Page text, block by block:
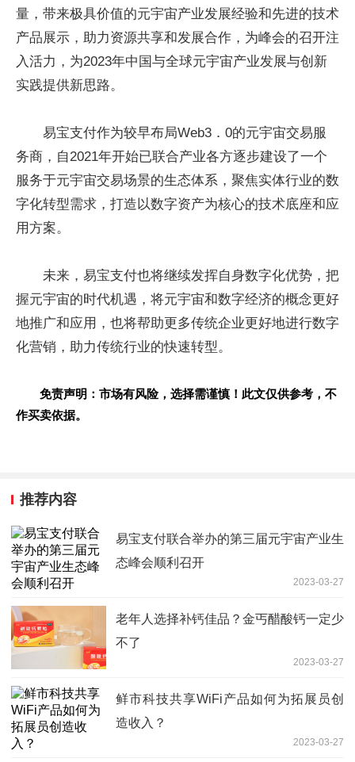
量，带来极具价值的元宇宙产业发展经验和先进的技术
产品展示，助力资源共享和发展合作，为峰会的召开注
入活力，为2023年中国与全球元宇宙产业发展与创新
实践提供新思路。
易宝支付作为较早布局Web3．0的元宇宙交易服
务商，自2021年开始已联合产业各方逐步建设了一个
服务于元宇宙交易场景的生态体系，聚焦实体行业的数
字化转型需求，打造以数字资产为核心的技术底座和应
用方案。
未来，易宝支付也将继续发挥自身数字化优势，把
握元宇宙的时代机遇，将元宇宙和数字经济的概念更好
地推广和应用，也将帮助更多传统企业更好地进行数字
化营销，助力传统行业的快速转型。
免责声明：市场有风险，选择需谨慎！此文仅供参考，不
作买卖依据。
推荐内容
易宝支付联合举办的第三届元宇宙产业生
态峰会顺利召开
2023-03-27
老年人选择补钙佳品？金丐醋酸钙一定少
不了
2023-03-27
鲜市科技共享WiFi产品如何为拓展员创
造收入？
2023-03-27